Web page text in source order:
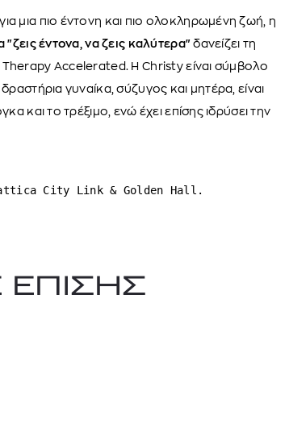
μια πιο έντονη και πιο ολοκληρωμένη ζωή, η
έντονα, να ζεις καλύτερα"δανείζει τη
Accelerated. Η Christy είναι σύμβολο
γυναίκα, σύζυγος και μητέρα, είναι
και το τρέξιμο, ενώ έχει επίσης ιδρύσει την
attica City Link & Golden Hall.
ΕΠΙΣΗΣ